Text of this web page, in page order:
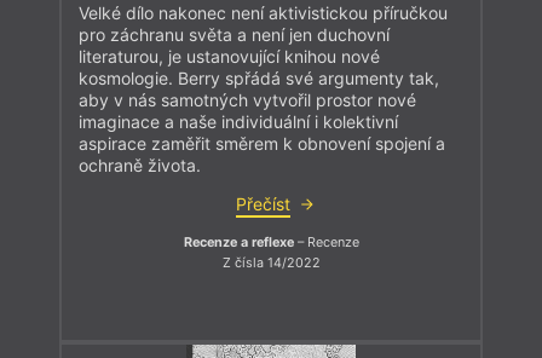
Velké dílo nakonec není aktivistickou příručkou
pro záchranu světa a není jen duchovní
literaturou, je ustanovující knihou nové
kosmologie. Berry spřádá své argumenty tak,
aby v nás samotných vytvořil prostor nové
imaginace a naše individuální i kolektivní
aspirace zaměřit směrem k obnovení spojení a
ochraně života.
Přečíst
Recenze a reflexe– Recenze
Z čísla 14/2022